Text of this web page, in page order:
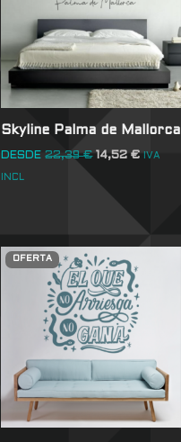
Skyline Palma de Mallorca
DESDE 22,39€ 14,52€ IVA
INCL
OFERTA